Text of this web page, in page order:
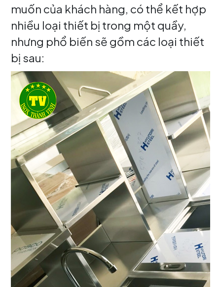
muốn của khách hàng, có thể kết hợp
nhiều loại thiết bị trong một quầy,
nhưng phổ biến sẽ gồm các loại thiết
bị sau: